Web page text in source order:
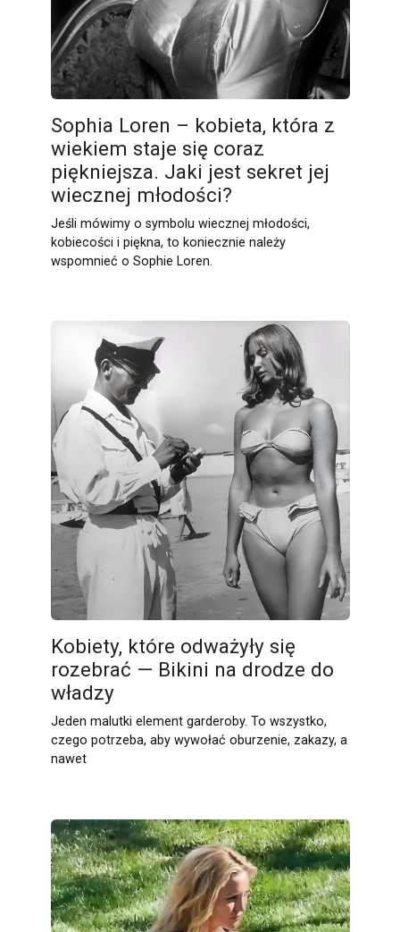
Sophia Loren – kobieta, która z
wiekiem staje się coraz
piękniejsza. Jaki jest sekret jej
wiecznej młodości?
Jeśli mówimy o symbolu wiecznej młodości,
kobiecości i piękna, to koniecznie należy
wspomnieć o Sophie Loren.
Kobiety, które odważyły się
rozebrać — Bikini na drodze do
władzy
Jeden malutki element garderoby. To wszystko,
czego potrzeba, aby wywołać oburzenie, zakazy, a
nawet